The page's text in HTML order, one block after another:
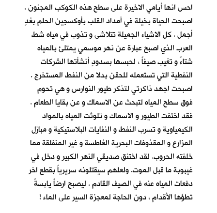
احس انها أيامي الاخيرة على سطح هذه الكوكب المجنون .
اصبحت الحياة بخيلة في أمداد القلب بأوكسجين الحلم بغدٍ
أجمل . كل الاشياء الجميلة تتلاشى و تذوب في مياه شط
العرب الذي اصبح عبارة عن نهر موسمي يمتلئ بالمياه
شتاءً و تغيب صيفاً ، لحبسها بسدودٍ أنشأتها الشركات
النفطية التي تستعمله للحقن بدلا من النفط المستخرج .
اصبحت اجهد ذاكرتي لتذكر طيور النوارس و هي تحوم
فوق سطح المياه لتبحث عن الاسماك و عن بقايا الطعام .
فقد اختفت الطيور و الاسماك و تلوثت المياه بالمواد
الكيمياوية و تسرب النفط و النفايات البلاستيكية و مبازل
المزارع و المقذوفات البحرية الغاطسة و غير المنفلقة مما
خلفته الحروب. لقد اختنق صديقي النهر الكبير و دخل في
غيبوبة ما قبل الموت. ولعلهم سيقتلونه سريرياً بقطع اخر
دفعات المياه عنه في الصيف القادم . ليصبح ارضاً يابسةً
تطؤها الأقدام ، دون الحاجة لمعجزة السير على الماء !